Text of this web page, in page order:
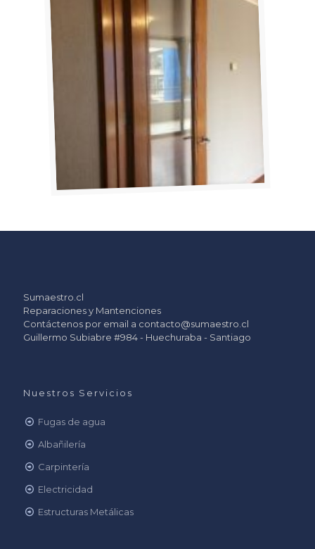
Sumaestro.cl
Reparaciones y Mantenciones
Contáctenos por email a contacto@sumaestro.cl
Guillermo Subiabre #984 - Huechuraba - Santiago
Nuestros Servicios
Fugas de agua
Albañilería
Carpintería
Electricidad
Estructuras Metálicas